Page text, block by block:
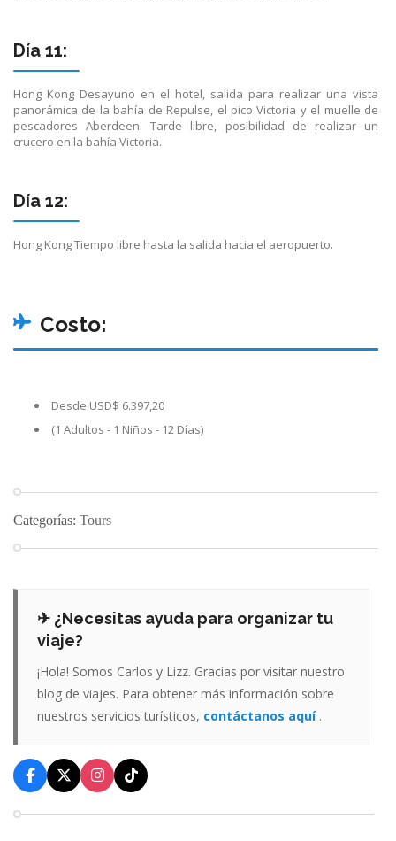
Día 11:
Hong Kong Desayuno en el hotel, salida para realizar una vista
panorámica de la bahía de Repulse, el pico Victoria y el muelle de
pescadores Aberdeen. Tarde libre, posibilidad de realizar un
crucero en la bahía Victoria.
Día 12:
Hong Kong Tiempo libre hasta la salida hacia el aeropuerto.
Costo:
Desde USD$ 6.397,20
(1 Adultos - 1 Niños - 12 Días)
Categorías: Tours
✈ ¿Necesitas ayuda para organizar tu
viaje?
¡Hola! Somos Carlos y Lizz. Gracias por visitar nuestro
blog de viajes. Para obtener más información sobre
nuestros servicios turísticos, contáctanos aquí .